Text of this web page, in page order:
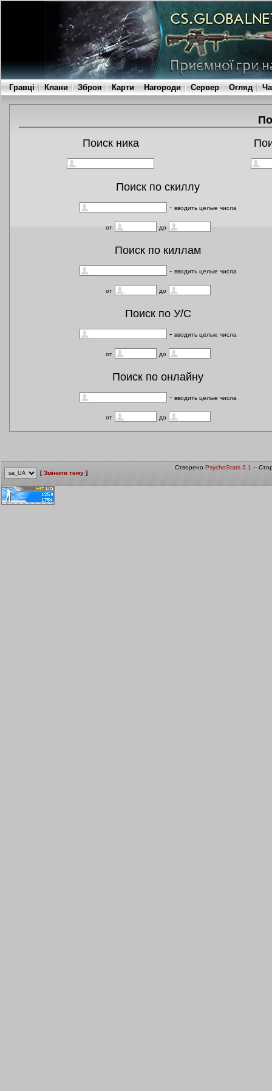
Гравці Клани Зброя Карти Нагороди Сервер Огляд
Поиск ника
Поиск по скиллу
- вводить целые числа
от до
Поиск по киллам
- вводить целые числа
от до
Поиск по У/С
- вводить целые числа
от до
Поиск по онлайну
- вводить целые числа
от до
[Змінити тему ]
СтвореноPsychoStats 3.1 --